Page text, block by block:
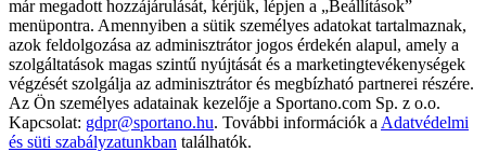
már megadott hozzájárulását, kérjük, lépjen a „Beállítások”
menüpontra. Amennyiben a sütik személyes adatokat tartalmaznak,
azok feldolgozása az adminisztrátor jogos érdekén alapul, amely a
szolgáltatások magas szintű nyújtását és a marketingtevékenységek
végzését szolgálja az adminisztrátor és megbízható partnerei részére.
Az Ön személyes adatainak kezelője a Sportano.com Sp. z o.o.
Kapcsolat: gdpr@sportano.hu. További információk a Adatvédelmi
és süti szabályzatunkban találhatók.